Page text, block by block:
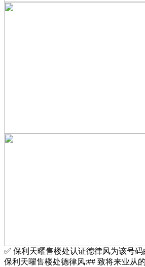
✅ 保利天曜售楼处认证德律风为该号
保利天曜售楼处德律风:## 致将来业从